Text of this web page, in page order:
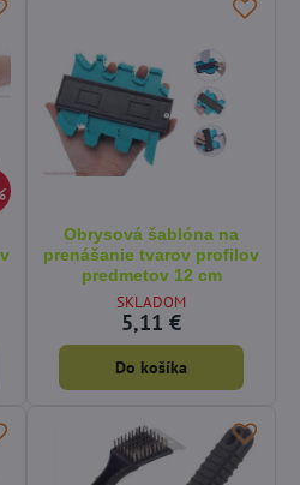
Obrysová šablóna na
prenášanie tvarov profilov
predmetov 12 cm
SKLADOM
5,11 €
Do košíka